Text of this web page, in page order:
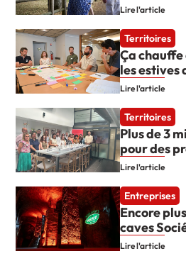
Lire l'article
Territoires
Ça
les estives
Lire l'article
Territoires
Plus de 3
pour des
Lire l'article
Entreprises
Encore
caves
Lire l'article